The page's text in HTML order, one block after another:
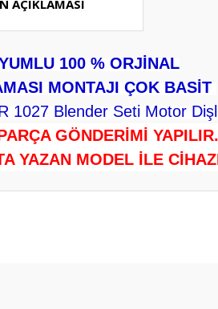
AÇIKLAMASI
100 % ORJİNAL
MONTAJI ÇOK BASİT
1027 Blender Seti Motor
GÖNDERİMİ YAPILIR.
YAZAN MODEL İLE